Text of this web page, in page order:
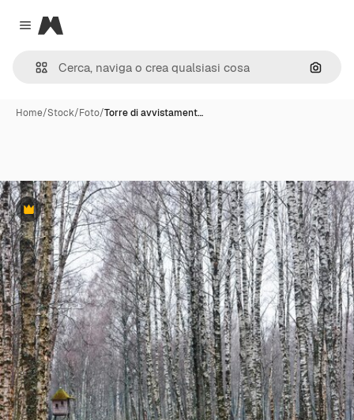
Close menu
Magnific
Cerca
Home/Stock/Foto/Torre di avvistament…
Premium